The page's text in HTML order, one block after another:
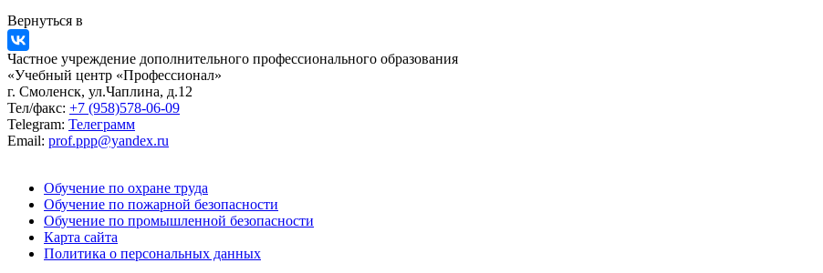
Вернуться в
Частное учреждение дополнительного профессионального образования
«Учебный центр «Профессионал»
г. Смоленск, ул.Чаплина, д.12
Тел/факс: +7 (958)578-06-09
Telegram: Телеграмм
Email: prof.ppp@yandex.ru
Обучение по охране труда
Обучение по пожарной безопасности
Обучение по промышленной безопасности
Карта сайта
Политика о персональных данных